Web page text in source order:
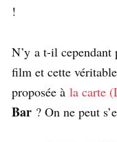
!
N’y a t-il cependant
film et cette
proposée à la carte
Bar ? On ne peut